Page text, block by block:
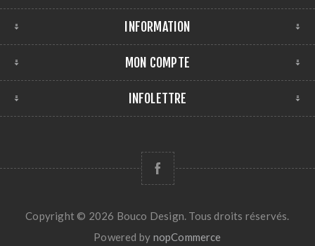
INFORMATION
MON COMPTE
INFOLETTRE
Copyright © 2026 Bouco Design. Tous droits réservés.
Powered by nopCommerce